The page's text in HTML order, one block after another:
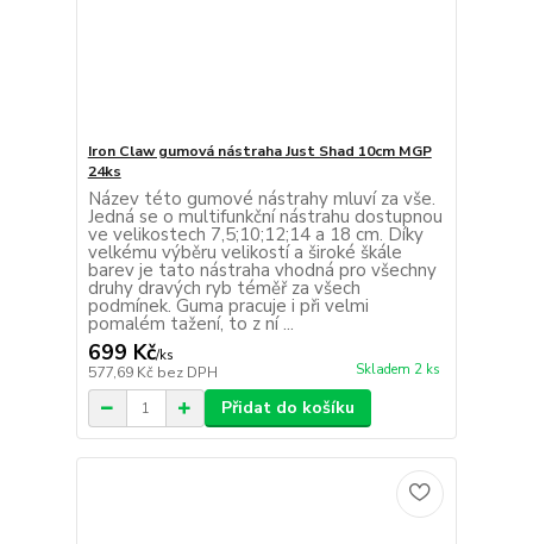
Iron Claw gumová nástraha Just Shad 10cm MGP
24ks
Název této gumové nástrahy mluví za vše.
Jedná se o multifunkční nástrahu dostupnou
ve velikostech 7,5;10;12;14 a 18 cm. Díky
velkému výběru velikostí a široké škále
barev je tato nástraha vhodná pro všechny
druhy dravých ryb téměř za všech
podmínek. Guma pracuje i při velmi
pomalém tažení, to z ní ...
699 Kč/ks
577,69 Kč bez DPH Skladem 2 ks
Přidat do košíku